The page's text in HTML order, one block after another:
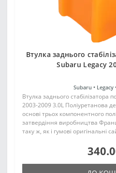
Втулка заднього
Subaru Legacy
Subaru • Legacy
Втулка заднього стабілізатора
2003-2009 3.0L Поліуретанова
основі трьох компонентного
затвердіння виробництва
таку ж, як і гумові оригінальні